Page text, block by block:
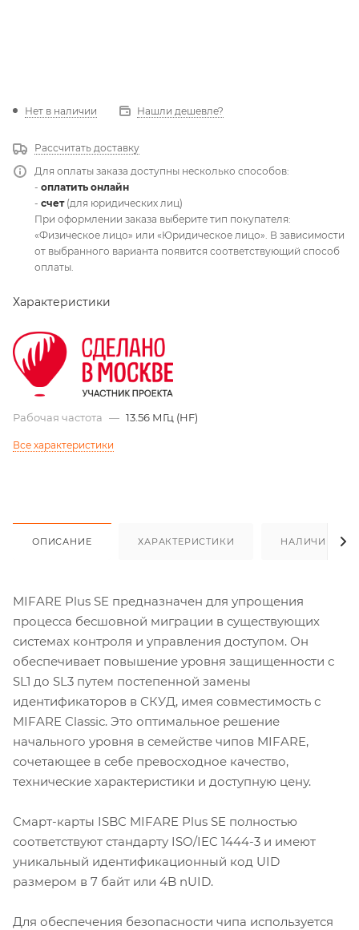
Нет в наличии Нашли дешевле?
Рассчитать доставку
Для оплаты заказа доступны несколько способов:
- оплатить онлайн
- счет(для юридических лиц)
При оформлении заказа выберите тип покупателя:
«Физическое лицо» или «Юридическое лицо». В зависимости
от выбранного варианта появится соответствующий способ
оплаты.
Характеристики
Рабочая частота — 13.56 МГц (HF)
Все характеристики
ОПИСАНИЕ ХАРАКТЕРИСТИКИ НАЛИЧИЕ
MIFARE Plus SE предназначен для упрощения
процесса бесшовной миграции в существующих
системах контроля и управления доступом. Он
обеспечивает повышение уровня защищенности с
SL1 до SL3 путем постепенной замены
идентификаторов в СКУД, имея совместимость с
MIFARE Classic. Это оптимальное решение
начального уровня в семействе чипов MIFARE,
сочетающее в себе превосходное качество,
технические характеристики и доступную цену.
Смарт-карты ISBC MIFARE Plus SE полностью
соответствуют стандарту ISO/IEC 1444-3 и имеют
уникальный идентификационный код UID
размером в 7 байт или 4B nUID.
Для обеспечения безопасности чипа используется